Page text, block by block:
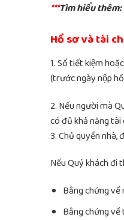
***Tìm hiểu thêm:
Hồ sơ và tài
1. Sổ tiết kiệm
(trước ngày nộp
2. Nếu người mà
có đủ khả năng
3. Chủ quyền nhà,
Nếu Quý khách đi
Bằng chứng
Bằng chứng